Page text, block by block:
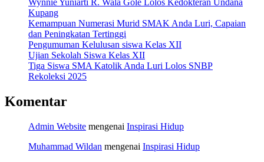
Wynnie Yuniarti R. Wala Gole Lolos Kedokteran Undana
Kupang
Kemampuan Numerasi Murid SMAK Anda Luri, Capaian
dan Peningkatan Tertinggi
Pengumuman Kelulusan siswa Kelas XII
Ujian Sekolah Siswa Kelas XII
Tiga Siswa SMA Katolik Anda Luri Lolos SNBP
Rekoleksi 2025
Komentar
Admin Website mengenai Inspirasi Hidup
Muhammad Wildan mengenai Inspirasi Hidup